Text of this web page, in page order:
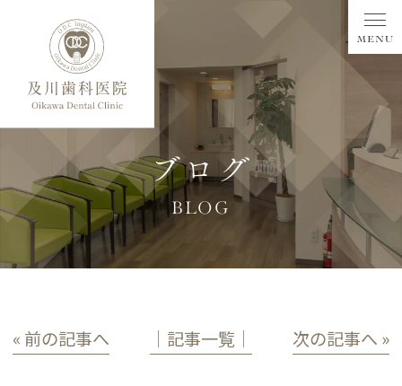
ブログ
BLOG
« 前の記事へ │記事一覧│ 次の記事へ »